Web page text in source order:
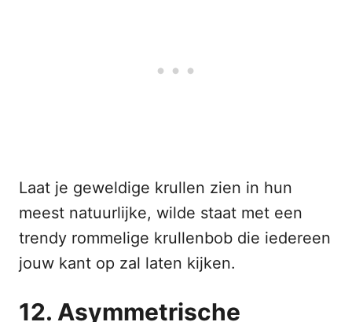
Laat je geweldige krullen zien in hun
meest natuurlijke, wilde staat met een
trendy rommelige krullenbob die iedereen
jouw kant op zal laten kijken.
12. Asymmetrische